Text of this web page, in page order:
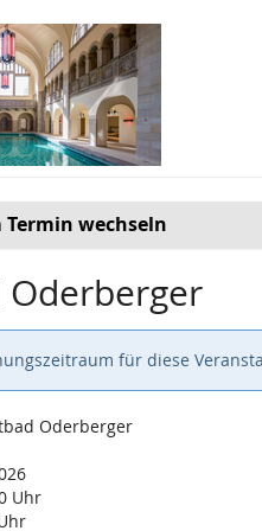
Termin wechseln
für diese
Oderberger
Uhr